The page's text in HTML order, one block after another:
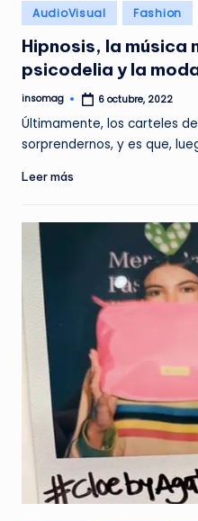
Publicado
en
AudioVisual Fashion
Hipnosis, la música
psicodelia y la
Publicado
por
insomag 6 octubre, 2022
Últimamente, los carteles
sorprendernos, y es que,
Leer más